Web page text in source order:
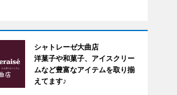
シャトレーゼ大曲店
洋菓子や和菓子、アイスクリー
ムなど豊富なアイテムを取り揃
えてます♪